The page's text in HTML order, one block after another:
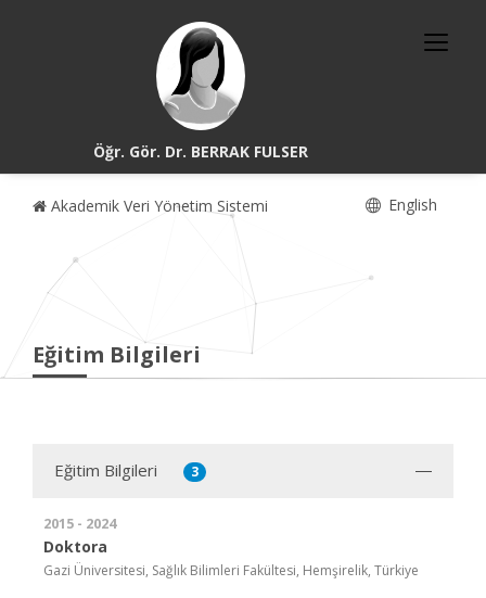
Öğr. Gör. Dr. BERRAK FULSER
Akademik Veri Yönetim Sistemi English
Eğitim Bilgileri
Eğitim Bilgileri 3
2015 - 2024
Doktora
Gazi Üniversitesi, Sağlık Bilimleri Fakültesi, Hemşirelik, Türkiye